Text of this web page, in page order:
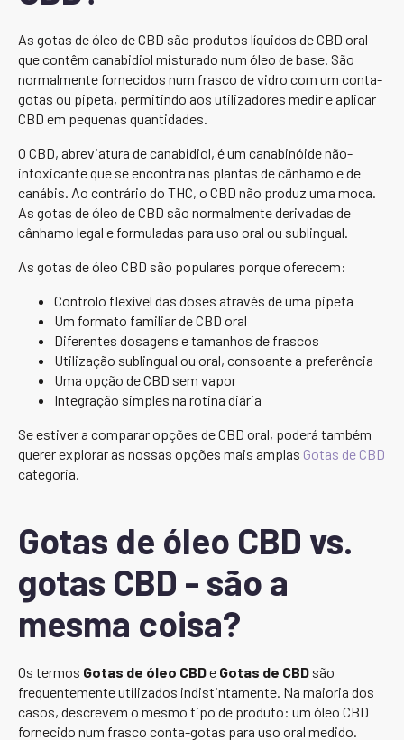
As gotas de óleo de CBD são produtos líquidos de CBD oral
que contêm canabidiol misturado num óleo de base. São
normalmente fornecidos num frasco de vidro com um conta-
gotas ou pipeta, permitindo aos utilizadores medir e aplicar
CBD em pequenas quantidades.
O CBD, abreviatura de canabidiol, é um canabinóide não-
intoxicante que se encontra nas plantas de cânhamo e de
canábis. Ao contrário do THC, o CBD não produz uma moca.
As gotas de óleo de CBD são normalmente derivadas de
cânhamo legal e formuladas para uso oral ou sublingual.
As gotas de óleo CBD são populares porque oferecem:
Controlo flexível das doses através de uma pipeta
Um formato familiar de CBD oral
Diferentes dosagens e tamanhos de frascos
Utilização sublingual ou oral, consoante a preferência
Uma opção de CBD sem vapor
Integração simples na rotina diária
Se estiver a comparar opções de CBD oral, poderá também
querer explorar as nossas opções mais amplas Gotas de CBD
categoria.
Gotas de óleo CBD vs.
gotas CBD - são a
mesma coisa?
Os termos Gotas de óleo CBDe Gotas de CBD são
frequentemente utilizados indistintamente. Na maioria dos
casos, descrevem o mesmo tipo de produto: um óleo CBD
fornecido num frasco conta-gotas para uso oral medido.